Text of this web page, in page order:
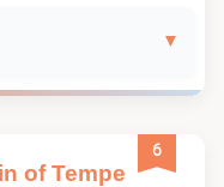
6
of Tempe